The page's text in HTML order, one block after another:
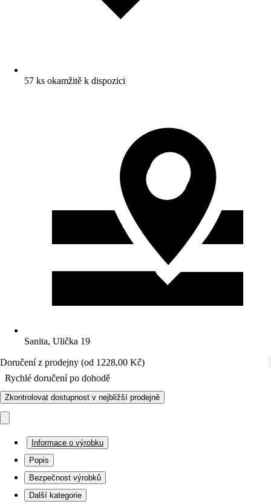
57 ks okamžitě k dispozici
Sanita, Ulička 19
Doručení z prodejny (od 1228,00 Kč)
Rychlé doručení po dohodě
Zkontrolovat dostupnost v nejbližší prodejně
Informace o výrobku
Popis
Bezpečnost výrobků
Další kategorie